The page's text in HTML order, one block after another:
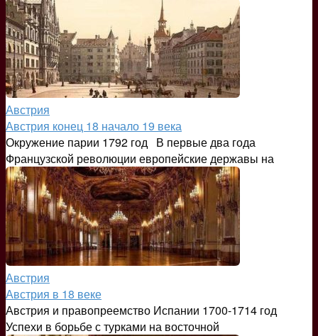
Австрия
Австрия конец 18 начало 19 века
Окружение парии 1792 год В первые два года
Французской революции европейские державы на
Австрия
Австрия в 18 веке
Австрия и правопреемство Испании 1700-1714 год
Успехи в борьбе с турками на восточной